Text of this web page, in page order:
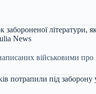
забороненої літератури,
News
військовими
потрапили під заборону